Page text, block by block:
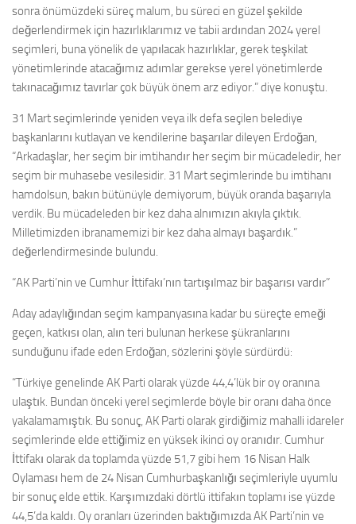
sonra önümüzdeki süreç malum, bu süreci en güzel şekilde
değerlendirmek için hazırlıklarımız ve tabii ardından 2024 yerel
seçimleri, buna yönelik de yapılacak hazırlıklar, gerek teşkilat
yönetimlerinde atacağımız adımlar gerekse yerel yönetimlerde
takınacağımız tavırlar çok büyük önem arz ediyor.” diye konuştu.
31 Mart seçimlerinde yeniden veya ilk defa seçilen belediye
başkanlarını kutlayan ve kendilerine başarılar dileyen Erdoğan,
“Arkadaşlar, her seçim bir imtihandır her seçim bir mücadeledir, her
seçim bir muhasebe vesilesidir. 31 Mart seçimlerinde bu imtihanı
hamdolsun, bakın bütünüyle demiyorum, büyük oranda başarıyla
verdik. Bu mücadeleden bir kez daha alnımızın akıyla çıktık.
Milletimizden ibranamemizi bir kez daha almayı başardık.”
değerlendirmesinde bulundu.
“AK Parti’nin ve Cumhur İttifakı’nın tartışılmaz bir başarısı vardır”
Aday adaylığından seçim kampanyasına kadar bu süreçte emeği
geçen, katkısı olan, alın teri bulunan herkese şükranlarını
sunduğunu ifade eden Erdoğan, sözlerini şöyle sürdürdü:
“Türkiye genelinde AK Parti olarak yüzde 44,4’lük bir oy oranına
ulaştık. Bundan önceki yerel seçimlerde böyle bir oranı daha önce
yakalamamıştık. Bu sonuç, AK Parti olarak girdiğimiz mahalli idareler
seçimlerinde elde ettiğimiz en yüksek ikinci oy oranıdır. Cumhur
İttifakı olarak da toplamda yüzde 51,7 gibi hem 16 Nisan Halk
Oylaması hem de 24 Nisan Cumhurbaşkanlığı seçimleriyle uyumlu
bir sonuç elde ettik. Karşımızdaki dörtlü ittifakın toplamı ise yüzde
44,5’da kaldı. Oy oranları üzerinden baktığımızda AK Parti’nin ve